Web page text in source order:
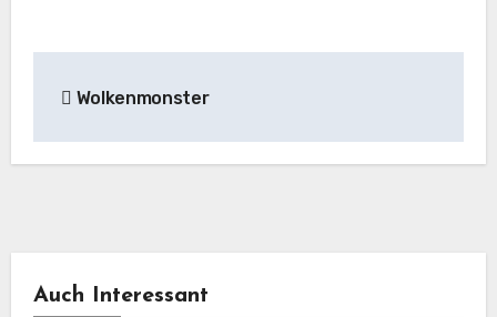
Wolkenmonster
Auch Interessant